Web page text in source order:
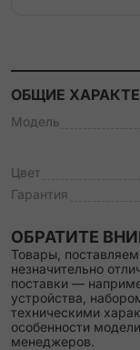
ОБЩИЕ
Модель
Цвет
Гарантия
ОБРАТИТЕ
Товары,
незначительно
поставки —
устройства,
техническими
особенности
менеджеров.